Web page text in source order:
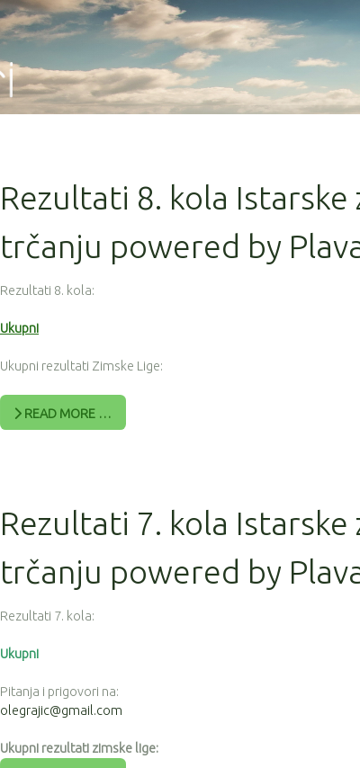
Rezultati 8. kola Istarske
trčanju powered by
Rezultati 8. kola:
Ukupni
Ukupni rezultati Zimske Lige:
READ MORE …
Rezultati 7. kola Istarske
trčanju powered by
Rezultati 7. kola:
Ukupni
Pitanja i prigovori na:
olegrajic@gmail.com
Ukupni rezultati zimske lige: